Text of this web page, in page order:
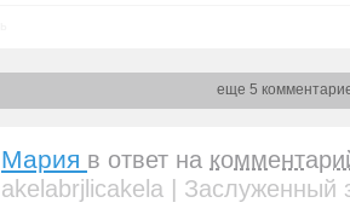
еще 5
Мария в ответ на
akelabrjlicakela | Заслуженный